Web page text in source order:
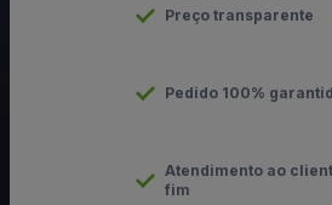
Preço transparente
Pedido 100%
Atendimento ao
fim